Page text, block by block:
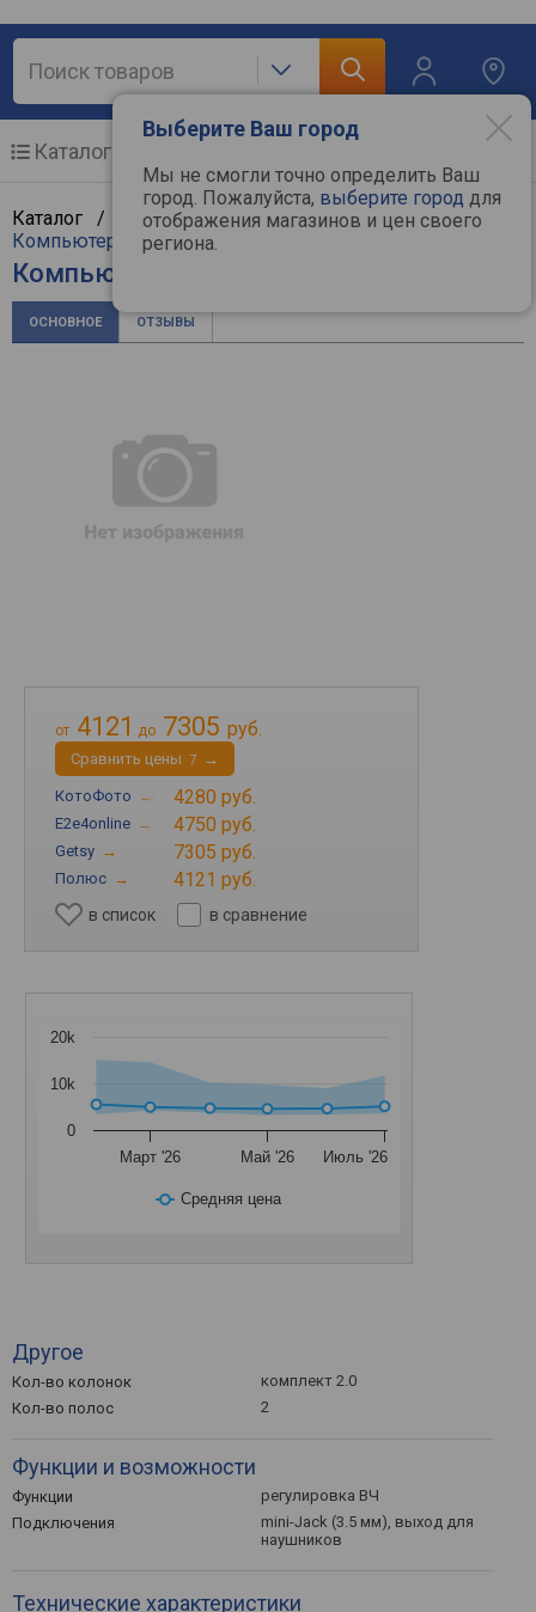
Выберите Ваш город
Мы не смогли точно определить Ваш
город. Пожалуйста, выберите город для
отображения магазинов и цен своего
региона.
Каталог
Каталог / Компьютерная техника/ Мультимедиа
Компьютерные колонки
Компьютерные колонки Sven SPS-619
ОСНОВНОЕ ОТЗЫВЫ
от 4121 до 7305 руб.
Cравнить цены 7 →
КотоФото → 4280 руб.
E2e4online → 4750 руб.
Getsy → 7305 руб.
Полюс → 4121 руб.
в список в сравнение
Средняя цена
Март '26 Май '26 Июль '26
0
10k
20k
Другое
Кол-во колонок
комплект 2.0
Кол-во полос
2
Функции и возможности
Функции
регулировка ВЧ
Подключения
mini-Jack (3.5 мм), выход для
наушников
Технические характеристики